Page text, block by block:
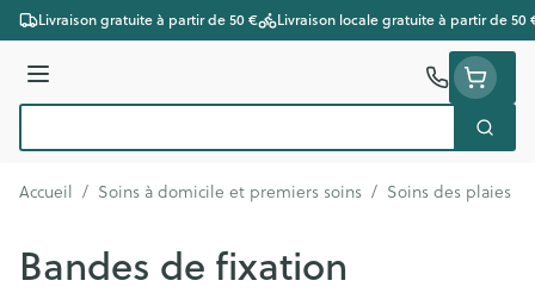
Aller au contenu
Livraison gratuite à partir de 50 € Livraison locale gratuite à partir de 50
Menu
Accueil / Soins à domicile et premiers soins / Soins des plaies
Bandes de fixation